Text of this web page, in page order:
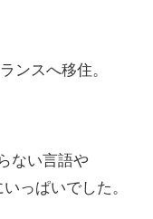
ンスへ移住。
ない言語や
っぱいでした。